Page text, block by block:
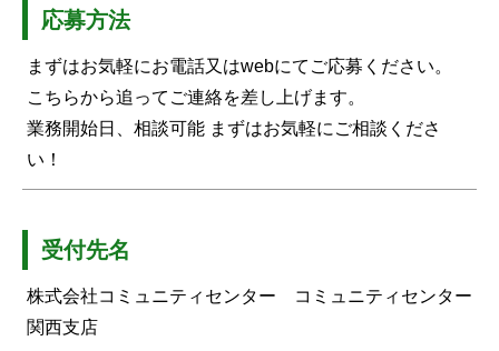
応募方法
まずはお気軽にお電話又はwebにてご応募ください。
こちらから追ってご連絡を差し上げます。
業務開始日、相談可能 まずはお気軽にご相談くださ
い！
受付先名
株式会社コミュニティセンター コミュニティセンター
関西支店